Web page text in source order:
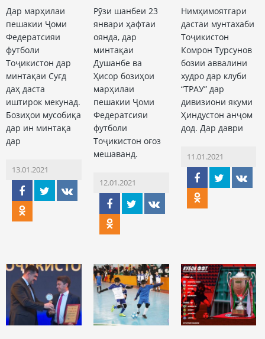
Дар марҳилаи
пешакии Ҷоми
Федератсияи
футболи
Тоҷикистон дар
минтақаи Суғд
даҳ даста
иштирок мекунад.
Бозиҳои мусобиқа
дар ин минтақа
дар
13.01.2021
Рӯзи шанбеи 23
январи ҳафтаи
оянда, дар
минтақаи
Душанбе ва
Ҳисор бозиҳои
марҳилаи
пешакии Ҷоми
Федератсияи
футболи
Тоҷикистон оғоз
мешаванд.
12.01.2021
Нимҳимоятгари
дастаи мунтахаби
Тоҷикистон
Комрон Турсунов
бозии аввалини
худро дар клуби
“ТРАУ” дар
дивизиони якуми
Ҳиндустон анҷом
дод. Дар даври
11.01.2021